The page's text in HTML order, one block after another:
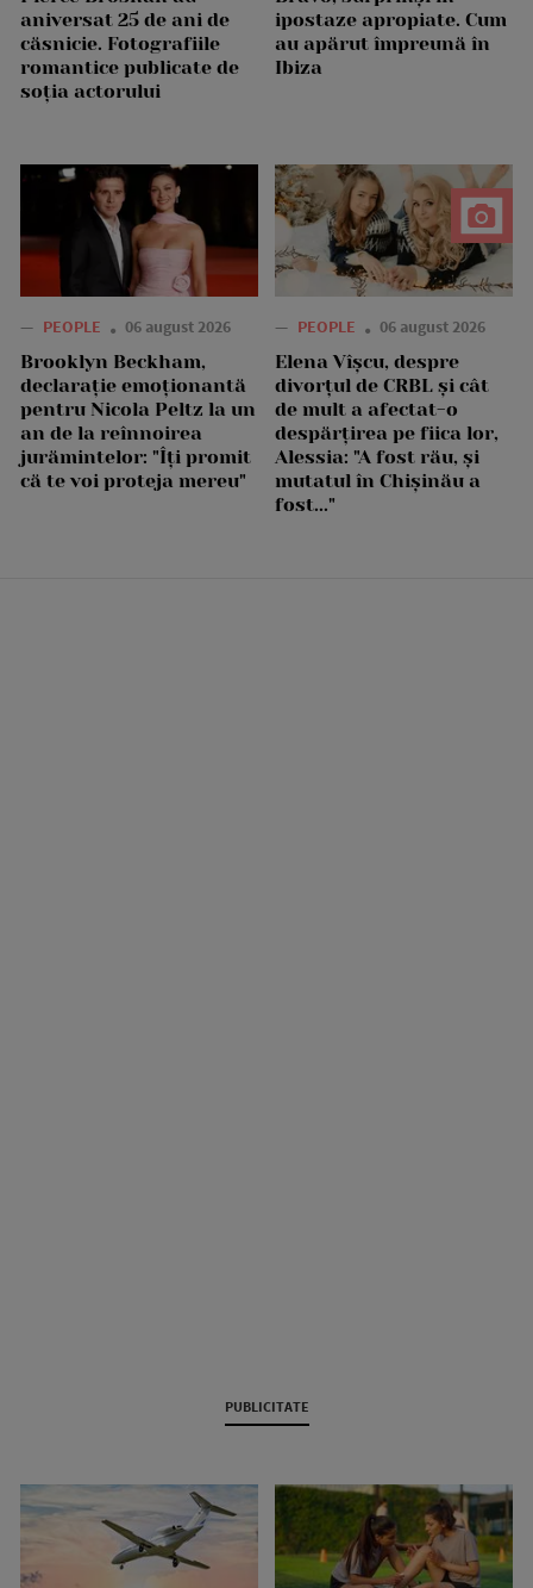
aniversat 25 de ani de
căsnicie. Fotografiile
romantice publicate de
soția actorului
ipostaze apropiate. Cum
au apărut împreună în
Ibiza
— PEOPLE 06 august 2026
Brooklyn Beckham,
declarație emoționantă
pentru Nicola Peltz la un
an de la reînnoirea
jurămintelor: "Îți promit
că te voi proteja mereu"
— PEOPLE 06 august 2026
Elena Vîșcu, despre
divorțul de CRBL și cât
de mult a afectat-o
despărțirea pe fiica lor,
Alessia: "A fost rău, și
mutatul în Chișinău a
fost..."
PUBLICITATE